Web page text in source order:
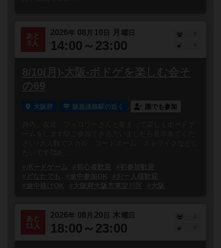
あと
5人
2026年 08 月 10 日 月 曜日
14:00～23:00
5
8/10(月)-大阪-ボドゲを楽しむ会そ
の69
大阪府 阪急淡路駅の近く 誰でも参加
身内、友達、フォロワーさんと集まって楽しくボードゲ
ームをします🎲ご参加できる方いましたら是非来てくだ
さい♪大人数でスカル、コードネーム、ストライクなどし
たいです🥰あ...
#ボードゲーム
#初心者歓迎
#初参加歓迎
#どなたでも
#途中参加OK
#お一人様歓迎
#途中抜けOK
#大阪府大阪市東淀川区 #大阪
あと
11人
2026年 08 月 20 日 木曜日
18:00～23:00
1